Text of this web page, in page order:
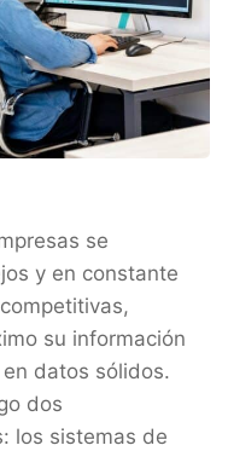
se
y en constante
su información
datos sólidos.
dos
los sistemas de